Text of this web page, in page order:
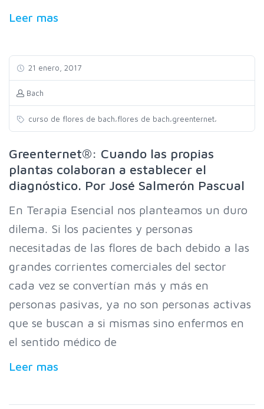
Leer mas
21 enero, 2017
Bach
curso de flores de bach,flores de bach,greenternet,
Greenternet®: Cuando las propias
plantas colaboran a establecer el
diagnóstico. Por José Salmerón Pascual
En Terapia Esencial nos planteamos un duro
dilema. Si los pacientes y personas
necesitadas de las flores de bach debido a las
grandes corrientes comerciales del sector
cada vez se convertían más y más en
personas pasivas, ya no son personas activas
que se buscan a si mismas sino enfermos en
el sentido médico de
Leer mas